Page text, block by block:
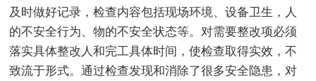
及时做好记录，检查内容包括现场环境、设备卫生，人
的不安全行为、物的不安全状态等。对需要整改项必须
落实具体整改人和完工具体时间，使检查取得实效，不
致流于形式。通过检查发现和消除了很多安全隐患，对